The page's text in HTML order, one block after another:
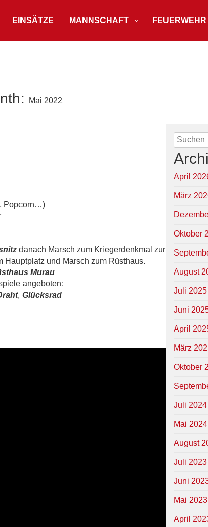
EINSÄTZE MANNSCHAFT FEUERWEHR
Mai 2022
Popcorn…)
danach Marsch zum Kriegerdenkmal zur
Hauptplatz und Marsch zum Rüsthaus.
Murau
angeboten:
, Glücksrad
Suchen
nach:
April
März
Oktober
August
Juli 2025
Juni
April
März
Oktober
Juli 2024
Mai 2024
August
Juli 2023
Juni
Mai 2023
April